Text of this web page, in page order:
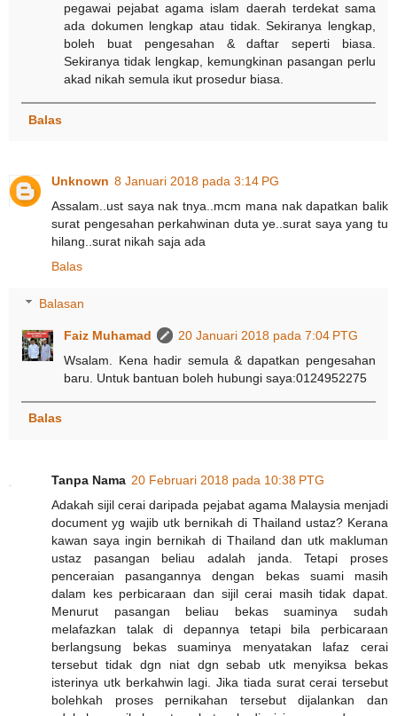
pegawai pejabat agama islam daerah terdekat sama
ada dokumen lengkap atau tidak. Sekiranya lengkap,
boleh buat pengesahan & daftar seperti biasa.
Sekiranya tidak lengkap, kemungkinan pasangan perlu
akad nikah semula ikut prosedur biasa.
Balas
Unknown 8 Januari 2018 pada 3:14 PG
Assalam..ust saya nak tnya..mcm mana nak dapatkan balik
surat pengesahan perkahwinan duta ye..surat saya yang tu
hilang..surat nikah saja ada
Balas
Balasan
Faiz Muhamad
20 Januari 2018 pada 7:04 PTG
Wsalam. Kena hadir semula & dapatkan pengesahan
baru. Untuk bantuan boleh hubungi saya:0124952275
Balas
Tanpa Nama 20 Februari 2018 pada 10:38 PTG
Adakah sijil cerai daripada pejabat agama Malaysia menjadi
document yg wajib utk bernikah di Thailand ustaz? Kerana
kawan saya ingin bernikah di Thailand dan utk makluman
ustaz pasangan beliau adalah janda. Tetapi proses
penceraian pasangannya dengan bekas suami masih
dalam kes perbicaraan dan sijil cerai masih tidak dapat.
Menurut pasangan beliau bekas suaminya sudah
melafazkan talak di depannya tetapi bila perbicaraan
berlangsung bekas suaminya menyatakan lafaz cerai
tersebut tidak dgn niat dgn sebab utk menyiksa bekas
isterinya utk berkahwin lagi. Jika tiada surat cerai tersebut
bolehkah proses pernikahan tersebut dijalankan dan